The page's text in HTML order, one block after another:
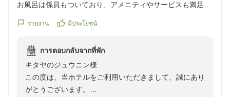
お風呂は係員もついており、アメニティやサービスも満足出
お部屋は2家族でコネクティングルームを使いました。とて
かエアコンの効きが悪く蒸し暑かったです。
クチコミの詳細はこちらから
https://review.travel.rakuten.co.jp/hotel/voice/31630?
reviewId=33123477998904
รายงาน มีประโยชน์
การตอบกลับจากที่พัก
キタヤのジュウニン様
この度は、当ホテルをご利用いただきまして、誠にあり
がとうございます。